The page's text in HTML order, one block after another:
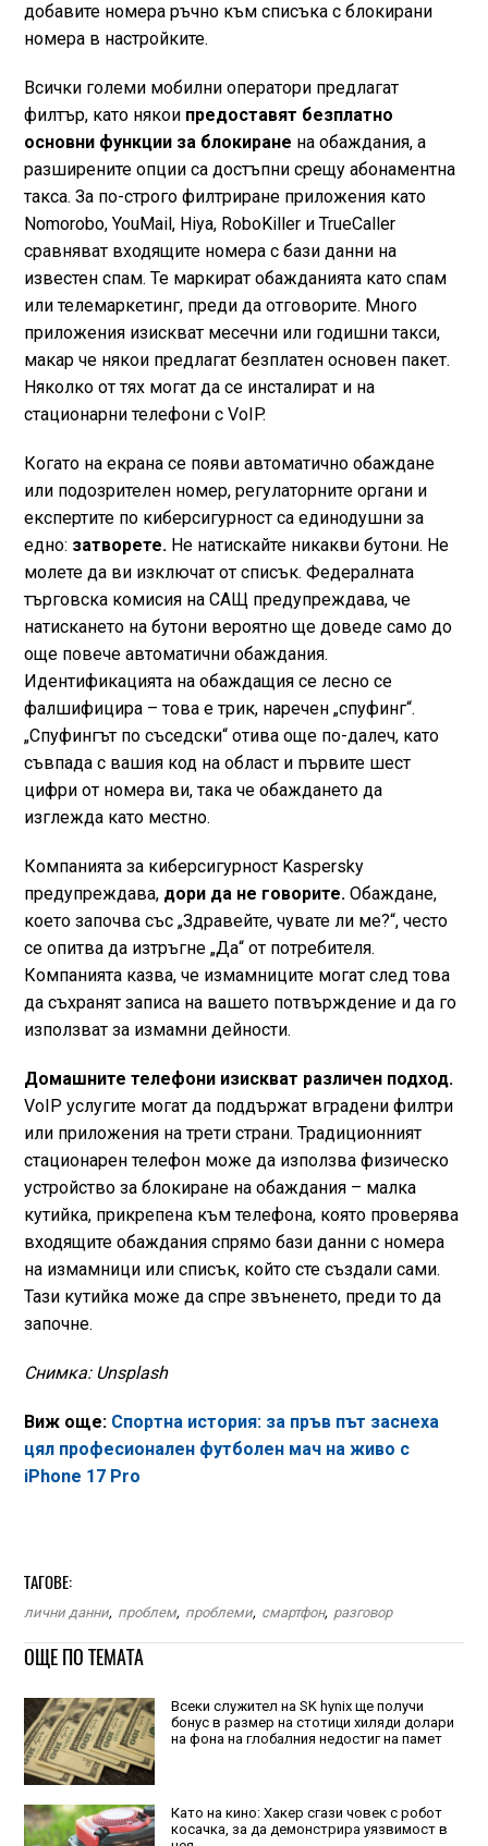
добавите номера ръчно към списъка с блокирани
номера в настройките.
Всички големи мобилни оператори предлагат
филтър, като някоипредоставят безплатно
основни функции за блокиране на обаждания, а
разширените опции са достъпни срещу абонаментна
такса. За по-строго филтриране приложения като
Nomorobo, YouMail, Hiya, RoboKiller и TrueCaller
сравняват входящите номера с бази данни на
известен спам. Те маркират обажданията като спам
или телемаркетинг, преди да отговорите. Много
приложения изискват месечни или годишни такси,
макар че някои предлагат безплатен основен пакет.
Няколко от тях могат да се инсталират и на
стационарни телефони с VoIP.
Когато на екрана се появи автоматично обаждане
или подозрителен номер, регулаторните органи и
експертите по киберсигурност са единодушни за
едно: затворете.Не натискайте никакви бутони. Не
молете да ви изключат от списък. Федералната
търговска комисия на САЩ предупреждава, че
натискането на бутони вероятно ще доведе само до
още повече автоматични обаждания.
Идентификацията на обаждащия се лесно се
фалшифицира – това е трик, наречен „спуфинг“.
„Спуфингът по съседски“ отива още по-далеч, като
съвпада с вашия код на област и първите шест
цифри от номера ви, така че обаждането да
изглежда като местно.
Компанията за киберсигурност Kaspersky
предупреждава, дори да не говорите.Обаждане,
което започва със „Здравейте, чувате ли ме?“, често
се опитва да изтръгне „Да“ от потребителя.
Компанията казва, че измамниците могат след това
да съхранят записа на вашето потвърждение и да го
използват за измамни дейности.
Домашните телефони изискват различен подход.
VoIP услугите могат да поддържат вградени филтри
или приложения на трети страни. Традиционният
стационарен телефон може да използва физическо
устройство за блокиране на обаждания – малка
кутийка, прикрепена към телефона, която проверява
входящите обаждания спрямо бази данни с номера
на измамници или списък, който сте създали сами.
Тази кутийка може да спре звъненето, преди то да
започне.
Снимка: Unsplash
Виж още: Спортна история: за пръв път заснеха
цял професионален футболен мач на живо с
iPhone 17 Pro
ТАГОВЕ:
лични данни, проблем, проблеми, смартфон, разговор
ОЩЕ ПО ТЕМАТА
Всеки служител на SK hynix ще получи
бонус в размер на стотици хиляди долари
на фона на глобалния недостиг на памет
Като на кино: Хакер сгази човек с робот
косачка, за да демонстрира уязвимост в